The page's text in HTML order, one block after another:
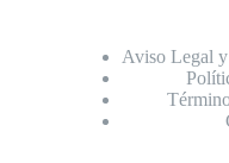
Aviso Legal